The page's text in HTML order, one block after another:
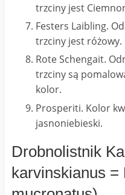
trzciny jest
Festers Laibling.
trzciny jest różowy.
Rote Schengait.
trzciny są
kolor.
Prosperiti. Kolor
jasnoniebieski.
Drobnolistnik
karvinskianus =